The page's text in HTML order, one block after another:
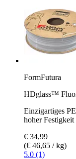
FormFutura
HDglass™
Einzigartiges
hoher Festigkeit
€ 34,99
(€ 46,65 / kg)
5.0 (1)